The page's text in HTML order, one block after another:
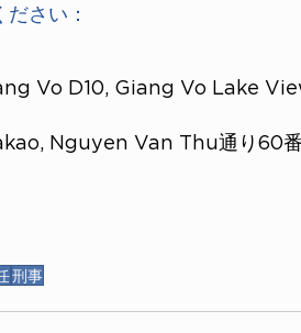
さい：
Vo D10, Giang Vo Lake
Nguyen Van Thu通り60
刑事